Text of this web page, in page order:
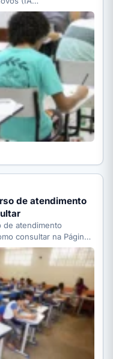
de atendimento
de atendimento
consultar na Página